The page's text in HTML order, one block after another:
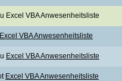
Excel VBA Anwesenheitsliste
Excel VBA Anwesenheitsliste
Excel VBA Anwesenheitsliste
Excel VBA Anwesenheitsliste